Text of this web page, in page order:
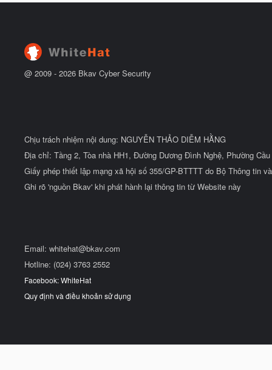
u
@ 2009 - 2026 Bkav Cyber Security
Chịu trách nhiệm nội dung: NGUYỄN THẢO DIỄM HẰNG
Địa chỉ: Tầng 2, Tòa nhà HH1, Đường Dương Đình Nghệ, Phường
Giấy phép thiết lập mạng xã hội số 355/GP-BTTTT do Bộ Thông tin
Ghi rõ 'nguồn Bkav' khi phát hành lại thông tin từ Website này
Email: whitehat@bkav.com
Hotline: (024) 3763 2552
Facebook: WhiteHat
Quy định và điều khoản sử dụng